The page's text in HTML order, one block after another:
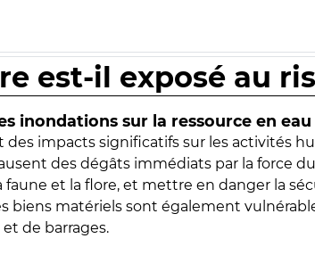
est-il exposé au
inondations sur la ressource en eau
des impacts significatifs sur les activités
des dégâts immédiats par la force
faune et la flore, et mettre en danger la
biens matériels sont également
de barrages.